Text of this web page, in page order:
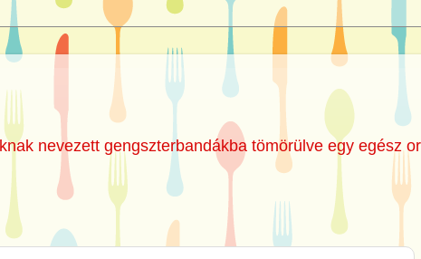
nevezett gengszterbandákba tömörülve egy egész